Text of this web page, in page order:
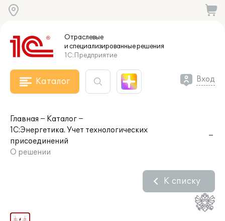
Отраслевые
и специализированныерешения
1С:Предприятие
Каталог Вход
Главная
Каталог
1С:Энергетика. Учет технологических
присоединений
О решении
К списку